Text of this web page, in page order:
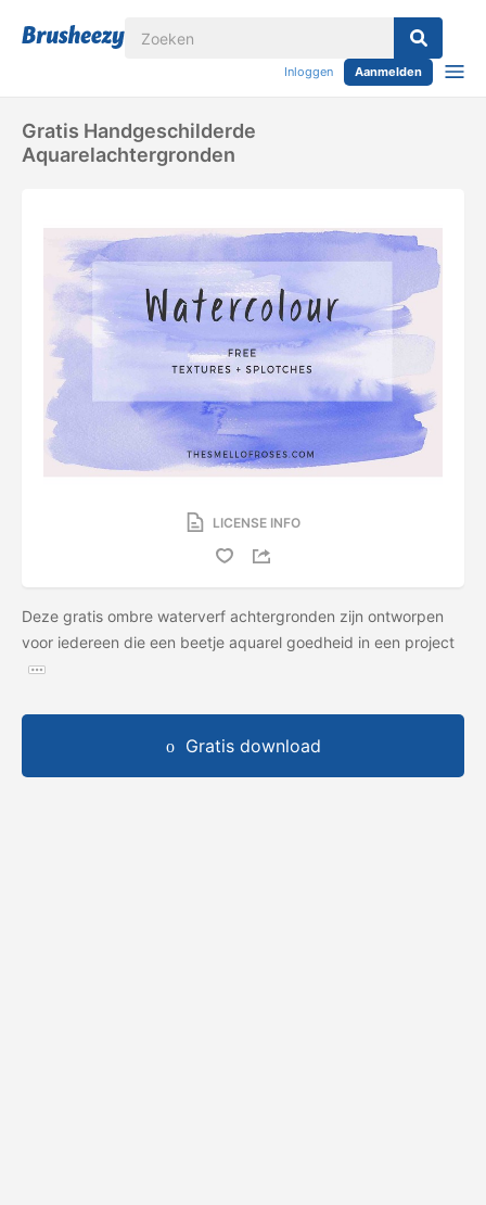
Inloggen Aanmelden
Gratis Handgeschilderde
Aquarelachtergronden
LICENSE INFO
Deze gratis ombre waterverf achtergronden zijn ontworpen
voor iedereen die een beetje aquarel goedheid in een project
Gratis download